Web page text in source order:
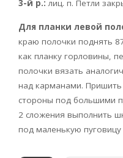
3-й р.:лиц. п. Петли
Для планки левой
краю полочки поднять
как планку горловины,
полочки вязать
над карманами. Пришить
стороны под большими
2 сложения выполнить
под маленькую